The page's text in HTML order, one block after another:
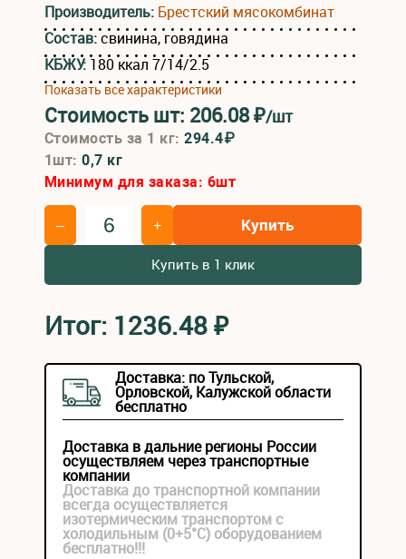
Производитель: Брестский мясокомбинат
Состав:свинина, говядина
КБЖУ: 180 ккал 7/14/2.5
Показать все характеристики
Стоимость шт: 206.08₽/шт
Стоимость за 1 кг:294.4₽
1шт:0,7 кг
Минимум для заказа: 6шт
– + Купить
Купить в 1 клик
Итог: 1236.48₽
Доставка: по Тульской,
Орловской, Калужской области
бесплатно
Доставка в дальние регионы России
осуществляем через транспортные
компании
Доставка до транспортной компании
всегда осуществляется
изотермическим транспортом с
холодильным (0+5°С) оборудованием
бесплатно!!!